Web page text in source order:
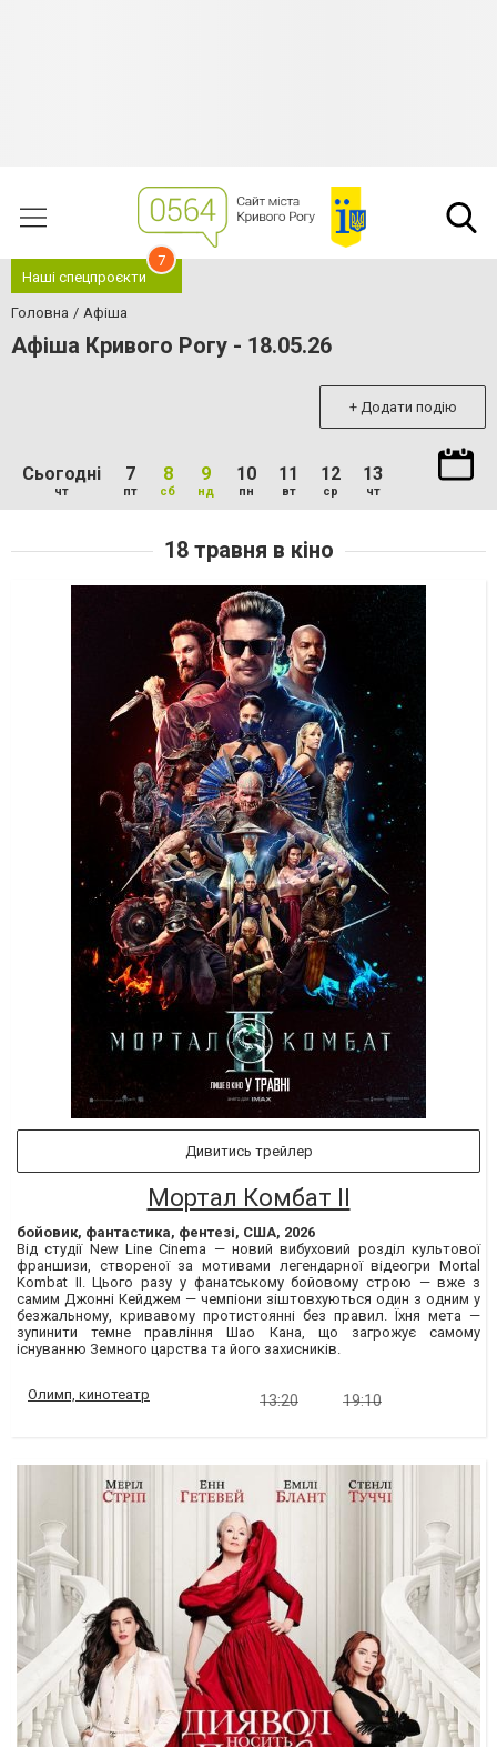
Наші спецпроєкти
7
Головна Афіша
Афіша Кривого Рогу - 18.05.26
+ Додати подію
Сьогодні
чт
7
пт
8
сб
9
нд
10
пн
11
вт
12
ср
13
чт
18 травня в кіно
Дивитись трейлер
Мортал Комбат ІІ
бойовик, фантастика, фентезі, США, 2026
Від студії New Line Cinema — новий вибуховий розділ культової
франшизи, створеної за мотивами легендарної відеогри Mortal
Kombat II. Цього разу у фанатському бойовому строю — вже з
самим Джонні Кейджем — чемпіони зіштовхуються один з одним у
безжальному, кривавому протистоянні без правил. Їхня мета —
зупинити темне правління Шао Кана, що загрожує самому
існуванню Земного царства та його захисників.
Олимп, кинотеатр 13:20 19:10